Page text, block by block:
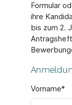
Formular
ihre
bis zum 2.
Vorname*